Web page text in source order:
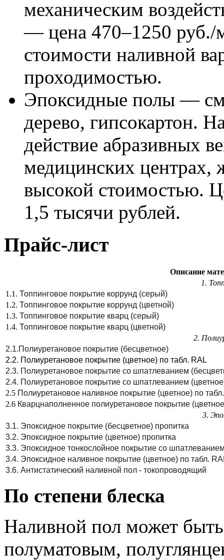
механическим
— цена 470–1250 руб./
стоимости наливной
проходимостью.
Эпоксидные полы —
дерево, гипсокартон.
действие абразивных
медицинских центрах,
высокой стоимостью.
1,5 тысячи рублей.
Прайс-лист
Описание
1.
1.1. Топпинговое покрытие коррунд (серый)
1.2. Топпинговое покрытие коррунд (цветной)
1.3. Топпинговое покрытие кварц (серый)
1.4. Топпинговое покрытие кварц (цветной)
2.
2.1.Полиуретановое покрытие (бесцветное)
2.2. Полиуретановое покрытие (цветное) по табл. RAL
2.3. Полиуретановое покрытие со шпатлеванием
2.4. Полиуретановое покрытие со шпатлеванием
2.5 Полиуретановое наливное покрытие (цветное) по
2.6 Кварцнаполненное полиуретановое покрытие
3.
3.1. Эпоксидное покрытие (бесцветное) пропитка
3.2. Эпоксидное покрытие (цветное) пропитка
3.3. Эпоксидное тонкослойное покрытие со
3.4. Эпоксидное наливное покрытие (цветное) по табл.
3.6. Антистатический наливной пол - токопроводящий
По степени блеска
Наливной пол может
полуматовым,